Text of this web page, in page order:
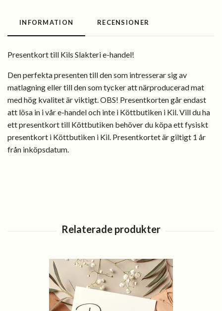
INFORMATION RECENSIONER
Presentkort till Kils Slakteri e-handel!
Den perfekta presenten till den som intresserar sig av
matlagning eller till den som tycker att närproducerad mat
med hög kvalitet är viktigt. OBS! Presentkorten går endast
att lösa in i vår e-handel och inte i Köttbutiken i Kil. Vill du ha
ett presentkort till Köttbutiken behöver du köpa ett fysiskt
presentkort i Köttbutiken i Kil. Presentkortet är giltigt 1 år
från inköpsdatum.